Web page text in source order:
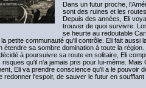
Dans un futur proche,
sont des ruines et les
Depuis des années, Eli
trouver de quoi survivre.
se heurte au redoutable
petite communauté qu'il contrôle. Eli fait
étendre sa sombre domination à toute la
à poursuivre sa route en solitaire, Eli
risques qu'il n'a jamais pris pour lui-même.
Eli va prendre conscience qu'il a le pouvoir
redonner l'espoir, de sauver le futur en